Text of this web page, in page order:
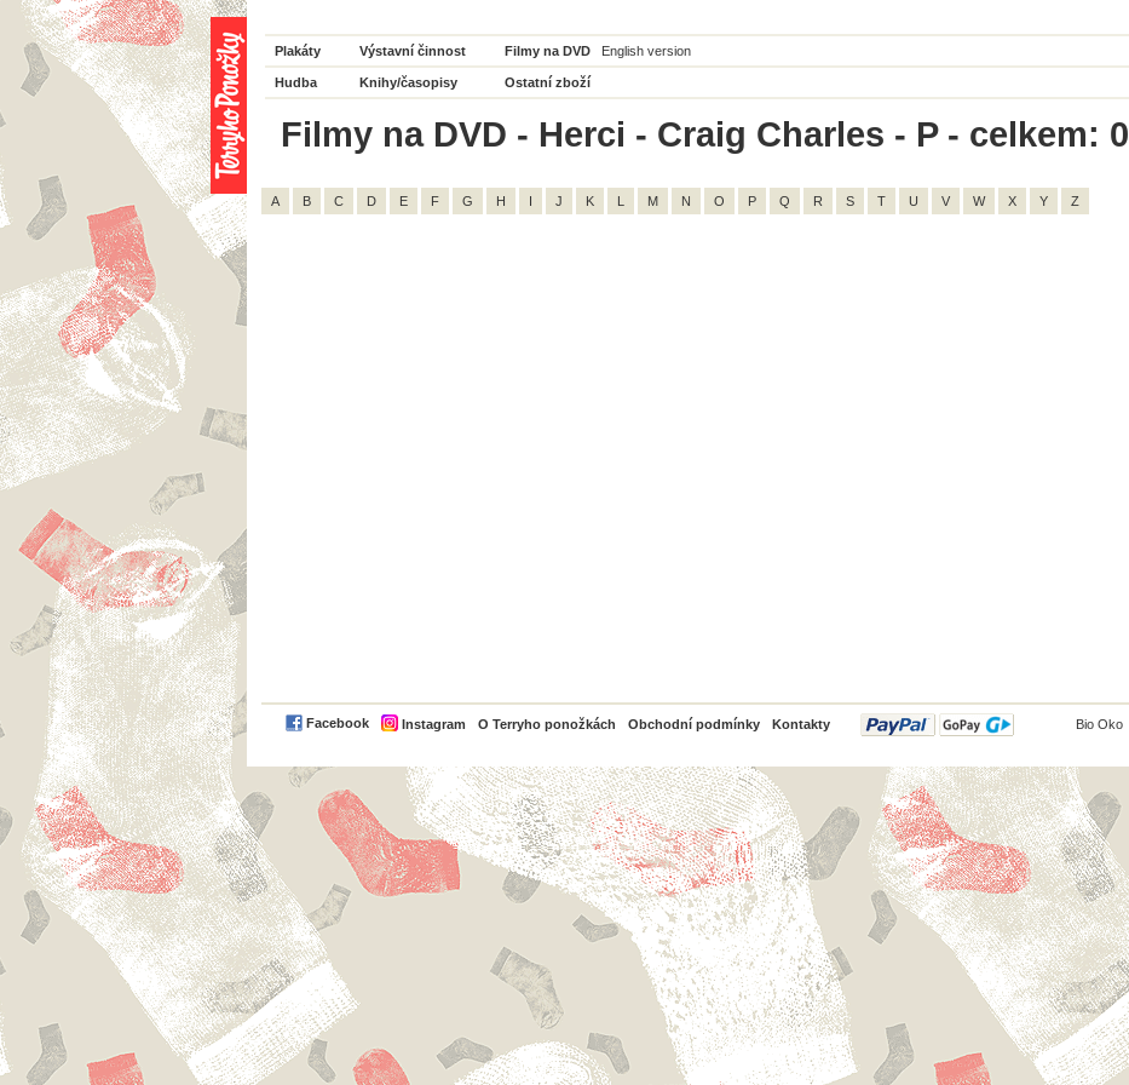
Plakáty Výstavní činnost Filmy na DVD English version
Hudba Knihy/časopisy Ostatní zboží
Filmy na DVD - Herci - Craig Charles - P - celkem: 0
A B C D E F G H I J K L M N O P Q R S T U V W X Y Z
Facebook Instagram O Terryho ponožkách Obchodní podmínky Kontakty
PayPal Bio Oko